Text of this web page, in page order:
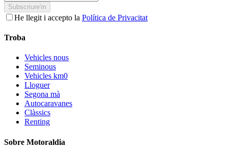
Subscriure'm
He llegit i accepto la Política de Privacitat
Troba
Vehicles nous
Seminous
Vehicles km0
Lloguer
Segona mà
Autocaravanes
Clàssics
Renting
Sobre Motoraldia